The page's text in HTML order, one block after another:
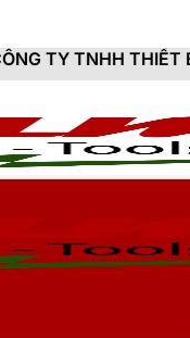
BỊ DỤNG CỤ